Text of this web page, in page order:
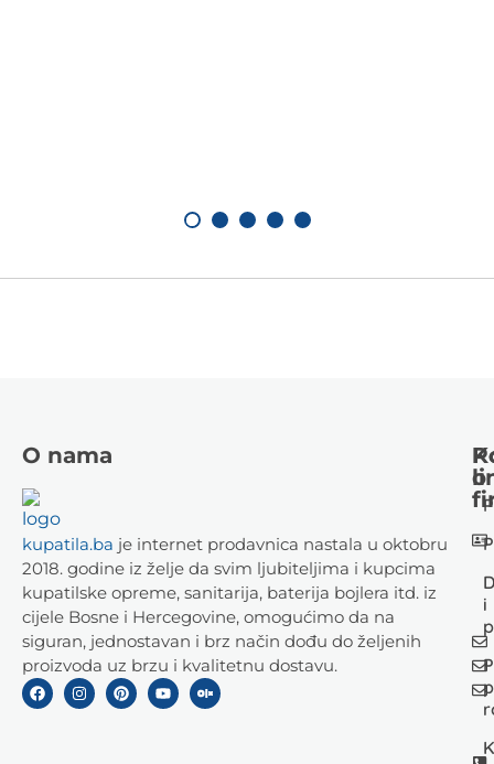
O nama
kupatila.ba je internet prodavnica nastala u oktobru
2018. godine iz želje da svim ljubiteljima i kupcima
kupatilske opreme, sanitarija, baterija bojlera itd. iz
cijele Bosne i Hercegovine, omogućimo da na
siguran, jednostavan i brz način dođu do željenih
proizvoda uz brzu i kvalitetnu dostavu.
i
o